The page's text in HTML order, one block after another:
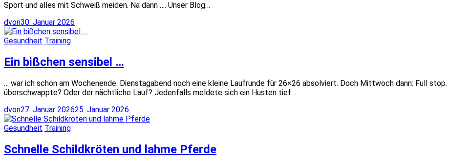
Sport und alles mit Schweiß meiden. Na dann …. Unser Blog…
dvon30. Januar 2026
Gesundheit Training
Ein bißchen sensibel …
… war ich schon am Wochenende. Dienstagabend noch eine kleine Laufrunde für 26×26 absolviert. Doch Mittwoch dann: Full
überschwappte? Oder der nächtliche Lauf? Jedenfalls meldete sich ein Husten tief…
dvon27. Januar 202625. Januar 2026
Gesundheit Training
Schnelle Schildkröten und lahme Pferde